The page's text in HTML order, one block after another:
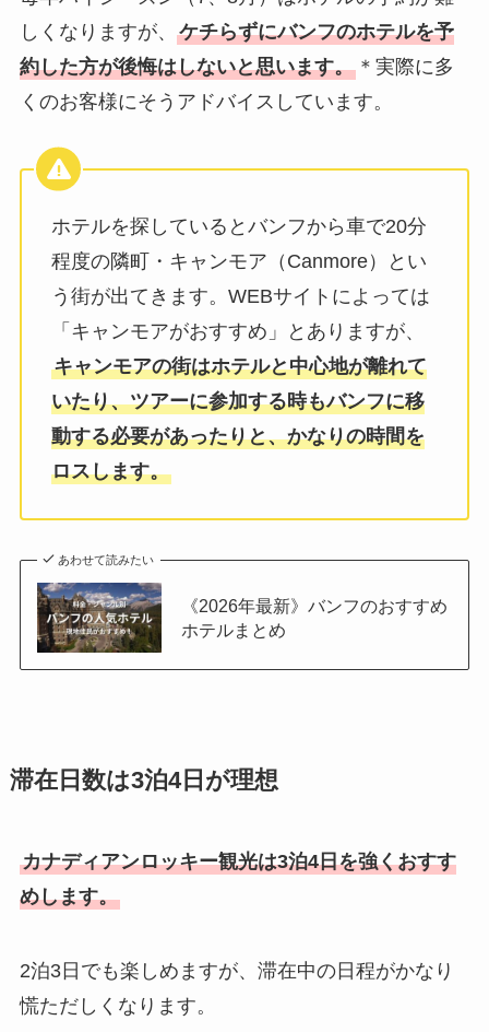
しくなりますが、 ケチらずにバンフのホテルを予
約した方が後悔はしないと思います。＊実際に多
くのお客様にそうアドバイスしています。
ホテルを探しているとバンフから車で20分
程度の隣町・キャンモア（Canmore）とい
う街が出てきます。WEBサイトによっては
「キャンモアがおすすめ」とありますが、
キャンモアの街はホテルと中心地が離れて
いたり、ツアーに参加する時もバンフに移
動する必要があったりと、かなりの時間を
ロスします。
あわせて読みたい
《2026年最新》バンフのおすすめ
ホテルまとめ
滞在日数は3泊4日が理想
カナディアンロッキー観光は3泊4日を強くおすす
めします。
2泊3日でも楽しめますが、滞在中の日程がかなり
慌ただしくなります。